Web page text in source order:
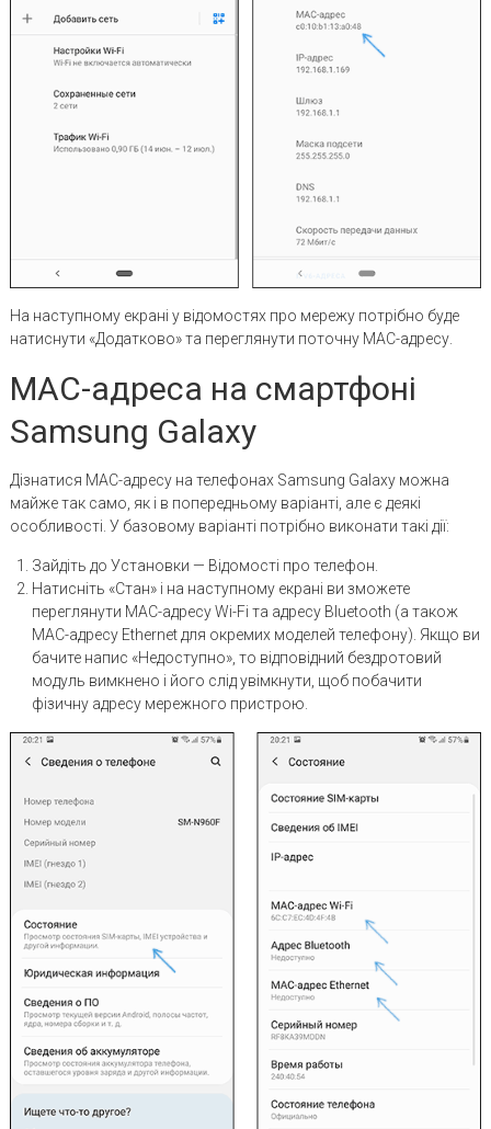
На наступному екрані у відомостях про мережу потрібно буде
натиснути «Додатково» та переглянути поточну MAC-адресу.
MAC-адреса на смартфоні
Samsung Galaxy
Дізнатися MAC-адресу на телефонах Samsung Galaxy можна
майже так само, як і в попередньому варіанті, але є деякі
особливості. У базовому варіанті потрібно виконати такі дії:
Зайдіть до Установки — Відомості про телефон.
Натисніть «Стан» і на наступному екрані ви зможете
переглянути MAC-адресу Wi-Fi та адресу Bluetooth (а також
MAC-адресу Ethernet для окремих моделей телефону). Якщо ви
бачите напис «Недоступно», то відповідний бездротовий
модуль вимкнено і його слід увімкнути, щоб побачити
фізичну адресу мережного пристрою.